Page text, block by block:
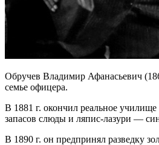
Обручев Владимир Афанасьевич
семье офицера.
В 1881 г. окончил реальное
запасов слюды и ляпис-лазури —
В 1890 г. он предпринял разведку